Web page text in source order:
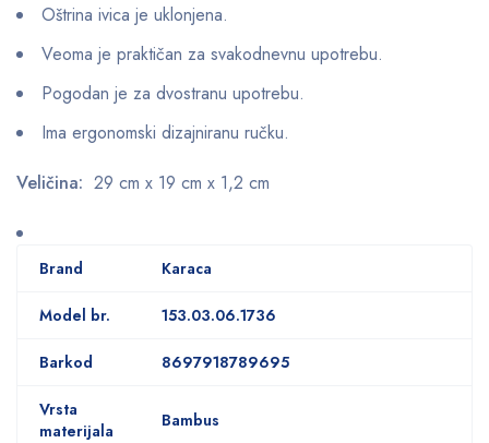
Oštrina ivica je uklonjena.
Veoma je praktičan za svakodnevnu upotrebu.
Pogodan je za dvostranu upotrebu.
Ima ergonomski dizajniranu ručku.
Veličina: 29 cm x 19 cm x 1,2 cm
Brand Karaca
Model br. 153.03.06.1736
Barkod 8697918789695
Vrsta
materijala
Bambus